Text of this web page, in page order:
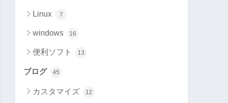
Linux 7
windows 16
便利ソフト 13
ブログ 45
カスタマイズ 12